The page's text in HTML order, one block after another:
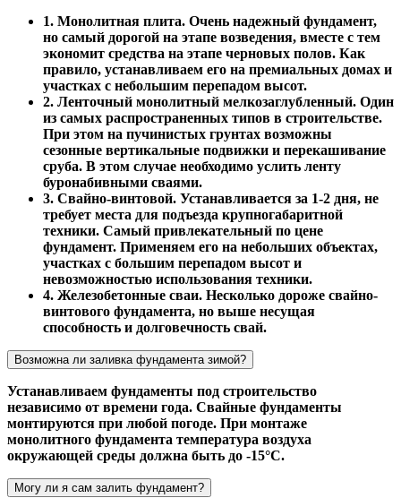
1. Монолитная плита. Очень надежный фундамент,
но самый дорогой на этапе возведения, вместе с тем
экономит средства на этапе черновых полов. Как
правило, устанавливаем его на премиальных домах и
участках с небольшим перепадом высот.
2. Ленточный монолитный мелкозаглубленный. Один
из самых распространенных типов в строительстве.
При этом на пучинистых грунтах возможны
сезонные вертикальные подвижки и перекашивание
сруба. В этом случае необходимо услить ленту
буронабивными сваями.
3. Свайно-винтовой. Устанавливается за 1-2 дня, не
требует места для подъезда крупногабаритной
техники. Самый привлекательный по цене
фундамент. Применяем его на небольших объектах,
участках с большим перепадом высот и
невозможностью использования техники.
4. Железобетонные сваи. Несколько дороже свайно-
винтового фундамента, но выше несущая
способность и долговечность свай.
Возможна ли заливка фундамента зимой?
Устанавливаем фундаменты под строительство
независимо от времени года. Свайные фундаменты
монтируются при любой погоде. При монтаже
монолитного фундамента температура воздуха
окружающей среды должна быть до -15°С.
Могу ли я сам залить фундамент?